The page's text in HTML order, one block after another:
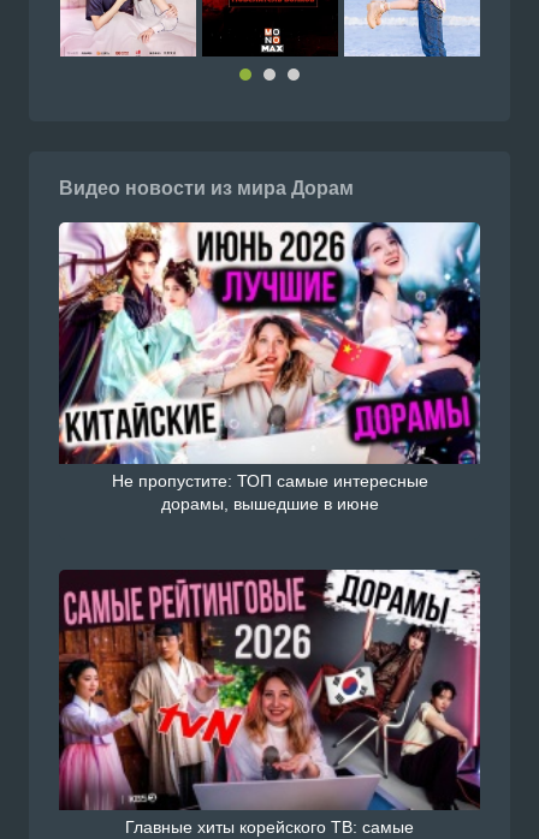
Видео новости из мира Дорам
Не пропустите: ТОП самые интересные
дорамы, вышедшие в июне
Главные хиты корейского ТВ: самые